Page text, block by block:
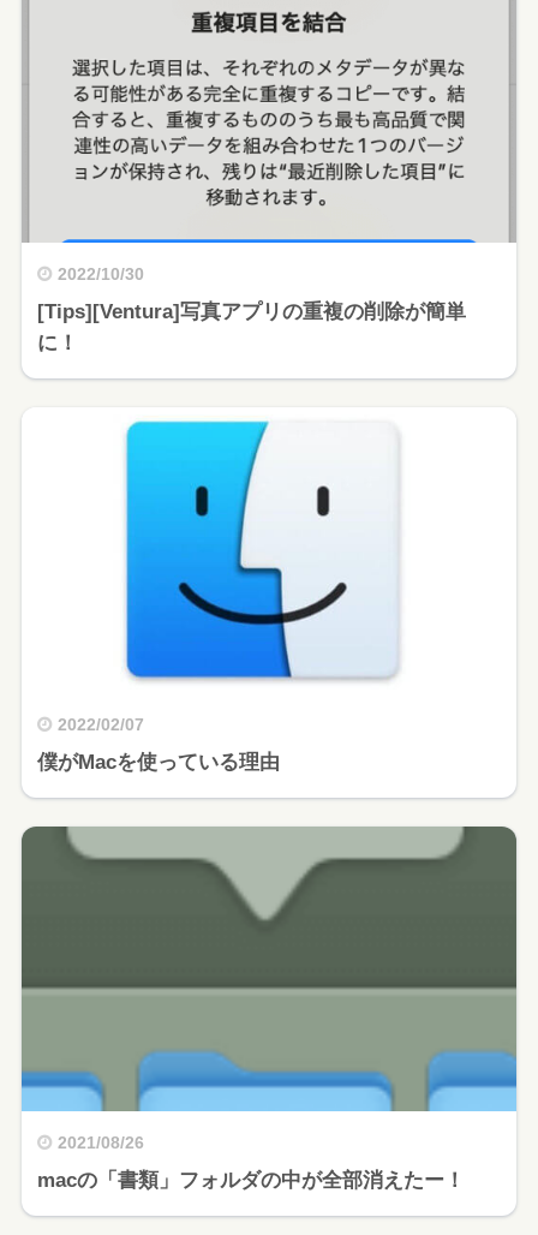
2022/10/30
[Tips][Ventura]写真アプリの重複の削除が簡単
に！
2022/02/07
僕がMacを使っている理由
2021/08/26
macの「書類」フォルダの中が全部消えたー！